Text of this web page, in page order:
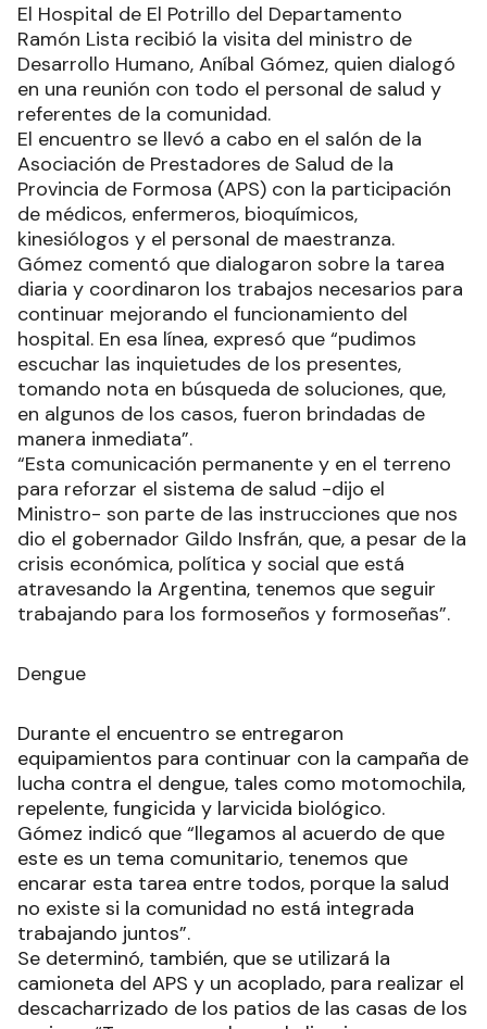
acción de suma relevancia para la cartera de
salud”.
Por último, dejó en claro que “aquellos que no
cumplen con su tarea, con la carga horaria y que
no están comprometidos, no tienen lugar en el
sistema de salud formoseño, caso contrario de
los que sí se brindan por entero y están
comprometidos con la salud y la población, a los
cuales el Gobierno provincial le brinda su
merecido reconocimiento”.
Reunión en El Potrillo
El Hospital de El Potrillo del Departamento
Ramón Lista recibió la visita del ministro de
Desarrollo Humano, Aníbal Gómez, quien dialogó
en una reunión con todo el personal de salud y
referentes de la comunidad.
El encuentro se llevó a cabo en el salón de la
Asociación de Prestadores de Salud de la
Provincia de Formosa (APS) con la participación
de médicos, enfermeros, bioquímicos,
kinesiólogos y el personal de maestranza.
Gómez comentó que dialogaron sobre la tarea
diaria y coordinaron los trabajos necesarios para
continuar mejorando el funcionamiento del
escuchar las inquietudes de los presentes,
en algunos de los casos, fueron brindadas de
manera inmediata”.
“Esta comunicación permanente y en el terreno
para reforzar el sistema de salud -dijo el
Ministro- son parte de las instrucciones que nos
dio el gobernador Gildo Insfrán, que, a pesar de la
crisis económica, política y social que está
atravesando la Argentina, tenemos que seguir
trabajando para los formoseños y formoseñas”.
Dengue